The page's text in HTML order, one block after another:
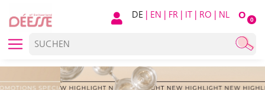
O 0
DE | EN | FR | IT | RO | NL